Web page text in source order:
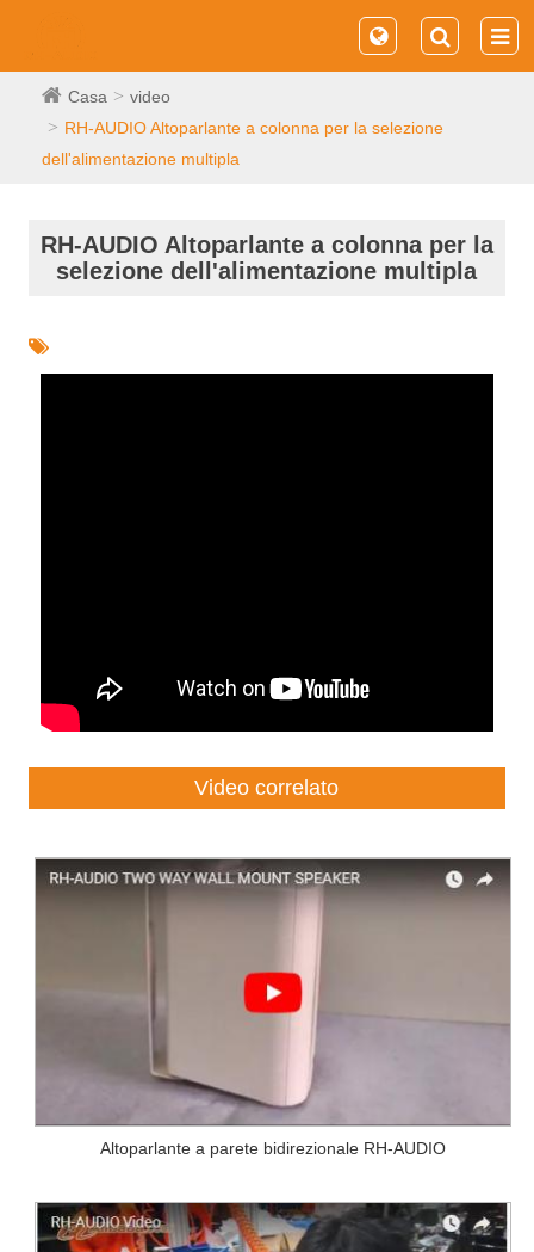
Casa
video
RH-AUDIO Altoparlante a colonna per la selezione
dell'alimentazione multipla
RH-AUDIO Altoparlante a colonna per la
selezione dell'alimentazione multipla
Video correlato
Altoparlante a parete bidirezionale RH-AUDIO